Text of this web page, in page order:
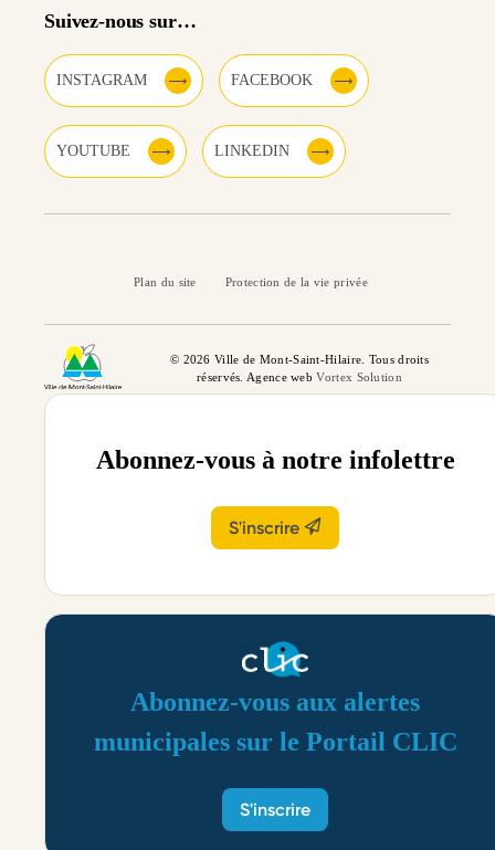
Suivez-nous sur…
INSTAGRAM FACEBOOK
YOUTUBE LINKEDIN
© 2026 Ville de Mont-Saint-Hilaire. Tous droits
réservés. Agence webVortex Solution
Plan du site Protection de la vie privée
Abonnez-vous à notre infolettre
S'inscrire
Abonnez-vous aux alertes
municipales sur le Portail CLIC
S'inscrire